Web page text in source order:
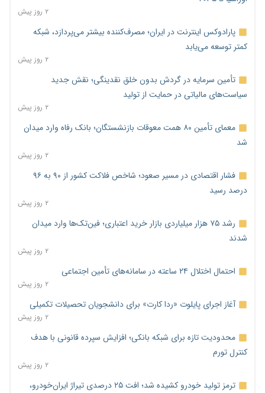
۲ روز پیش
پارادوکس اینترنت در ایران؛ مصرف‌کننده بیشتر می‌پردازد، شبکه
کمتر توسعه می‌یابد
۲ روز پیش
تأمین سرمایه در گردش بدون خلق نقدینگی؛ نقش جدید
سیاست‌های مالیاتی در حمایت از تولید
۲ روز پیش
معمای تأمین ۸۰ همت معوقات بازنشستگان؛ بانک رفاه وارد میدان
شد
۲ روز پیش
فشار اقتصادی در مسیر صعود؛ شاخص فلاکت کشور از ۹۰ به ۹۶
درصد رسید
۲ روز پیش
رشد ۷۵ هزار میلیاردی بازار خرید اعتباری؛ فین‌تک‌ها وارد میدان
شدند
۲ روز پیش
احتمال اختلال ۲۴ ساعته در سامانه‌های تأمین اجتماعی
۲ روز پیش
آغاز اجرای پایلوت «ردا کارت» برای دانشجویان تحصیلات تکمیلی
۲ روز پیش
محدودیت تازه برای شبکه بانکی؛ افزایش سپرده قانونی با هدف
کنترل تورم
۲ روز پیش
ترمز تولید خودرو کشیده شد؛ افت ۲۵ درصدی تیراژ ایران‌خودرو،